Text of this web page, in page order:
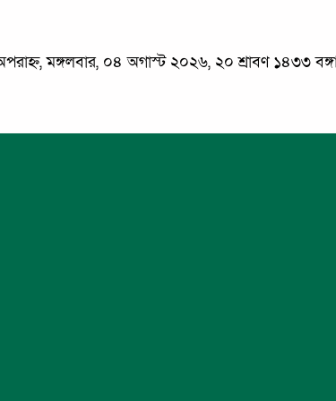
মঙ্গলবার, ০৪ অগাস্ট ২০২৬, ২০ শ্রাবণ ১৪৩৩